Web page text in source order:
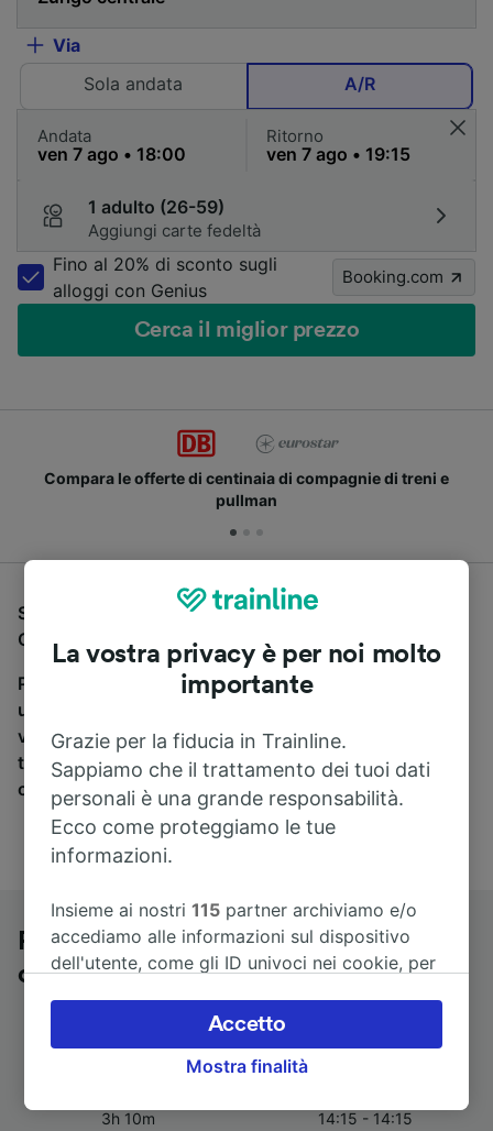
Via
Sola andata
A/R
Andata Ritorno
1 adulto (26-59)
Aggiungi carte fedeltà
Fino al 20% di sconto sugli
alloggi con Genius
Booking.com
Cerca il miglior prezzo
Compara le offerte di centinaia di compagnie di treni e
pullman
Se stai cercando un pullman per viaggiare da
Offenburg a Zurigo centrale, sei nel posto giusto.
Per trovare i biglietti dei pullman, è sufficiente avviare
una ricerca in alto, e compareremo i tempi e i costi del
viaggio in treno e in pullman. Con Trainline puoi
trovare i biglietti per viaggiare con oltre 170
compagnie ferroviarie e dei pullman.
Pullman da Offenburg a Zurigo
centrale
3h 10m
14:15 - 14:15
La vostra privacy è per noi molto
importante
Grazie per la fiducia in Trainline.
Sappiamo che il trattamento dei tuoi dati
personali è una grande responsabilità.
Ecco come proteggiamo le tue
informazioni.
Insieme ai nostri115 partner archiviamo e/o
accediamo alle informazioni sul dispositivo
dell'utente, come gli ID univoci nei cookie, per
accettare o gestire le proprie scelte facendo
clic di seguito, tra cui il proprio diritto di
opporsi sulla base di un interesse legittimo o
dell'informativa sulla privacy. Queste scelte
Mostra finalità
Accetto